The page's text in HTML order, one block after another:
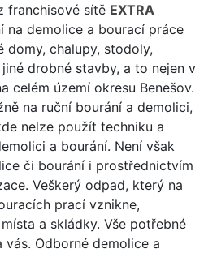
franchisové sítě EXTRA
na demolice a bourací práce
domy, chalupy, stodoly,
drobné stavby, a to nejen v
celém území okresu Benešov.
na ruční bourání a demolici,
nelze použít techniku a
a bourání. Není však
či bourání i prostřednictvím
Veškerý odpad, který na
prací vznikne,
a skládky. Vše potřebné
Odborné demolice a